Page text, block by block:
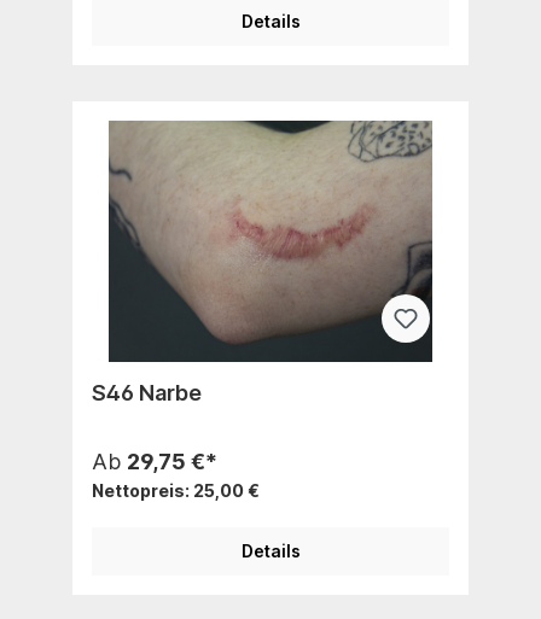
Details
S46 Narbe
Ab 29,75 €*
Nettopreis: 25,00 €
Details